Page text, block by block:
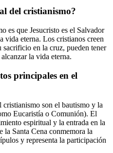
del cristianismo?
es que Jesucristo es el Salvador
vida eterna. Los cristianos creen
sacrificio en la cruz, pueden tener
la vida eterna.
principales en el
cristianismo son el bautismo y la
Eucaristía o Comunión). El
espiritual y la entrada en la
la Santa Cena conmemora la
y representa la participación